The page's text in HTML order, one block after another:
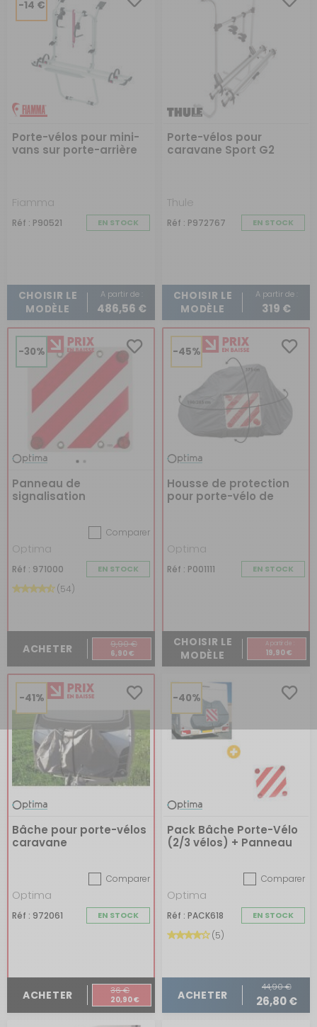
-14 €
Porte-vélos pour mini-
vans sur porte-arrière
Fiamma
Réf : P90521 EN STOCK
CHOISIR LE
MODÈLE
A partir de :
486,56 €
Porte-vélos pour
caravane Sport G2
Thule
Réf : P972767 EN STOCK
CHOISIR LE
MODÈLE
A partir de :
319 €
-30%
Panneau de
signalisation
Comparer
Optima
Réf : 971000 EN STOCK
(54)
ACHETER 9,90 €
6,90 €
-45%
Housse de protection
pour porte-vélo de
Optima
Réf : P001111 EN STOCK
CHOISIR LE
MODÈLE
A partir de :
19,90 €
-41%
Bâche pour porte-vélos
caravane
Comparer
Optima
Réf : 972061 EN STOCK
ACHETER 36 €
20,90 €
-40%
Pack Bâche Porte-Vélo
(2/3 vélos) + Panneau
Comparer
Optima
Réf : PACK618 EN STOCK
(5)
ACHETER
44,90 €
26,80 €